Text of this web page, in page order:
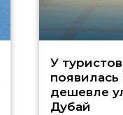
У
дешевле
Дубай